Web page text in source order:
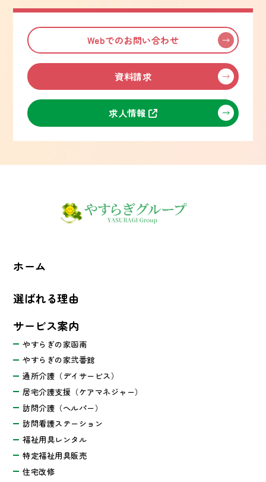
Webでのお問い合わせ
資料請求
求人情報
ホーム
選ばれる理由
サービス案内
やすらぎの家函南
やすらぎの家弐番館
通所介護（デイサービス）
居宅介護支援（ケアマネジャー）
訪問介護（ヘルパー）
訪問看護ステーション
福祉用具レンタル
特定福祉用具販売
住宅改修